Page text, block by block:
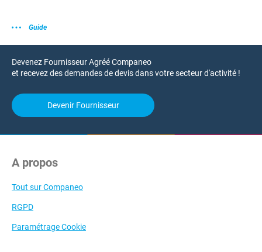
Guide
Devenez Fournisseur Agréé Companeo
et recevez des demandes de devis dans votre secteur d'activité !
Devenir Fournisseur
A propos
Tout sur Companeo
RGPD
Paramétrage Cookie